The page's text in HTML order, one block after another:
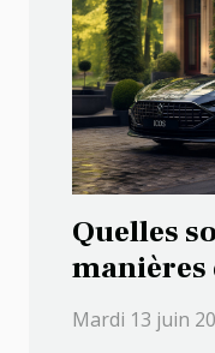
Quelles
voiture
Mardi 13 juin